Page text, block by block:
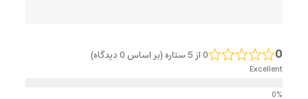
0 0 از 5 ستاره (بر اساس 0 دیدگاه)
Excellent